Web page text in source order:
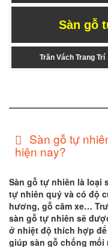
Sàn gỗ
Trần Vách Trang Trí
Sàn gỗ tự
hiện nay?
Sàn gỗ tự nhiên là loại
tự nhiên quý và có độ
hương, gỗ căm xe…
sàn gỗ tự nhiên sẽ
ở nhiệt độ thích hợp
giúp sàn gỗ chống mối